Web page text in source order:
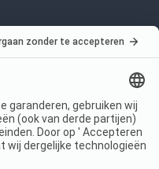
Voorwaarden